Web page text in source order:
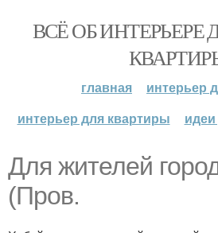
ВСЁ ОБ
главная
интерьер
интерьер для квартиры
Для жителей
(Пров.